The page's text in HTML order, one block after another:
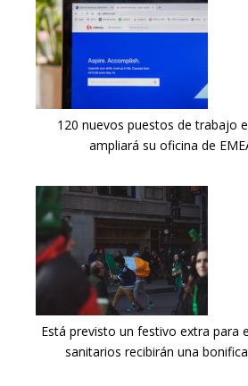
120 nuevos puestos de trabajo
ampliará su oficina de
Está previsto un festivo extra para
sanitarios recibirán una